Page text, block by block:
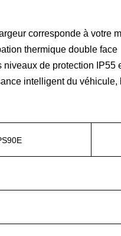
corresponde à votre
thermique double face
de protection IP55
intelligent du